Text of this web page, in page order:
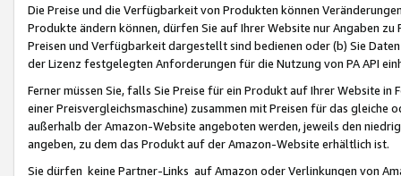
Die Preise und die Verfügbarkeit von Produkten können
Produkte ändern können, dürfen Sie auf Ihrer Website nur Angaben
Preisen und Verfügbarkeit dargestellt sind bedienen oder (b) Sie
der Lizenz festgelegten Anforderungen für die Nutzung von PA API
Ferner müssen Sie, falls Sie Preise für ein Produkt auf Ihrer Website
einer Preisvergleichsmaschine) zusammen mit Preisen für das
außerhalb der Amazon-Website angeboten werden, jeweils den
angeben, zu dem das Produkt auf der Amazon-Website erhältlich ist.
Sie dürfen keine Partner-Links auf Amazon oder Verlinkungen von